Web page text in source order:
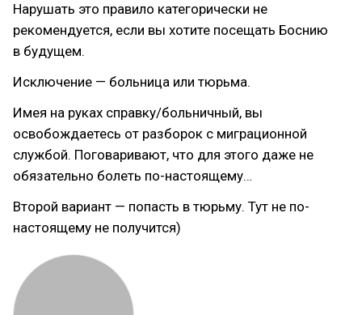
Нарушать это правило категорически не
рекомендуется, если вы хотите посещать Боснию
в будущем.
Исключение — больница или тюрьма.
Имея на руках справку/больничный, вы
освобождаетесь от разборок с миграционной
службой. Поговаривают, что для этого даже не
обязательно болеть по-настоящему…
Второй вариант — попасть в тюрьму. Тут не по-
настоящему не получится)